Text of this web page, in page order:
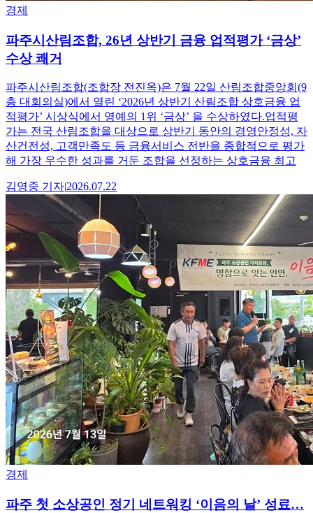
경제
파주시산림조합, 26년 상반기 금융 업적평가 ‘금상’
수상 쾌거
파주시산림조합(조합장 전진옥)은 7월 22일 산림조합중앙회(9
층 대회의실)에서 열린 ‘2026년 상반기 산림조합 상호금융 업
적평가’ 시상식에서 영예의 1위 ‘금상’ 을 수상하였다.업적평
가는 전국 산림조합을 대상으로 상반기 동안의 경영안정성, 자
산건전성, 고객만족도 등 금융서비스 전반을 종합적으로 평가
해 가장 우수한 성과를 거둔 조합을 선정하는 상호금융 최고
김영중 기자|2026.07.22
경제
파주 첫 소상공인 정기 네트워킹 ‘이음의 날’ 성료…